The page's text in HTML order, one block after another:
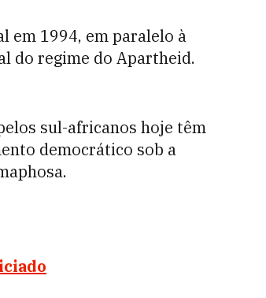
em 1994, em paralelo à
do regime do Apartheid.
sul-africanos hoje têm
democrático sob a